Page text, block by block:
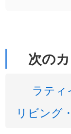
次の
ラティ
リビング